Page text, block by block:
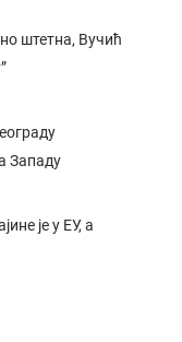
штетна, Вучић
Западу
је у ЕУ, а